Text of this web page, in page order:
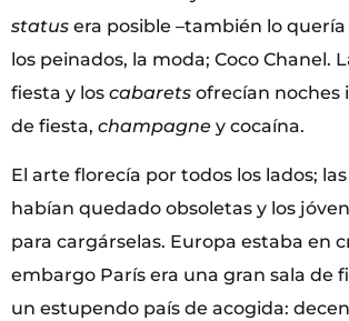
status era posible –también lo quería
los peinados, la moda; Coco Chanel.
fiesta y los cabarets ofrecían noches
de fiesta, champagne y cocaína.
El arte florecía por todos los lados;
habían quedado obsoletas y los
para cargárselas. Europa estaba en
embargo París era una gran sala de
un estupendo país de acogida: